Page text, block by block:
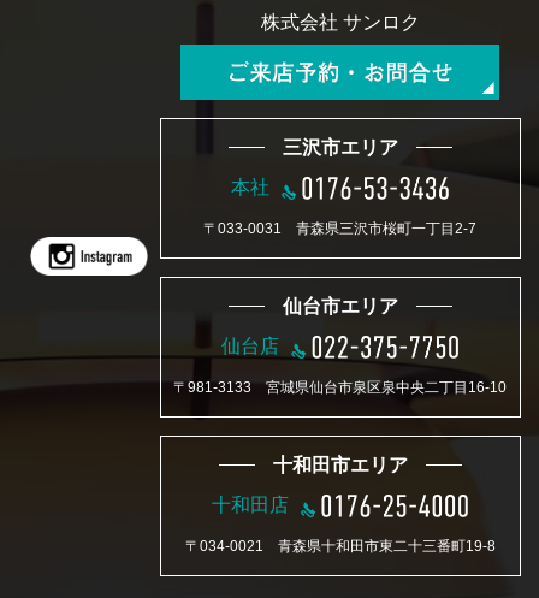
株式会社 サンロク
三沢市エリア
本社
〒033-0031 青森県三沢市桜町一丁目2-7
仙台市エリア
仙台店
〒981-3133 宮城県仙台市泉区泉中央二丁目16-10
十和田市エリア
十和田店
〒034-0021 青森県十和田市東二十三番町19-8